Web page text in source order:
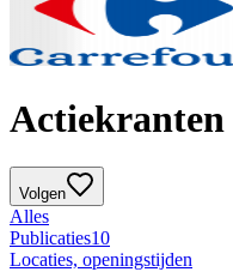
Volgen
Alles
Publicaties10
Locaties, openingstijden